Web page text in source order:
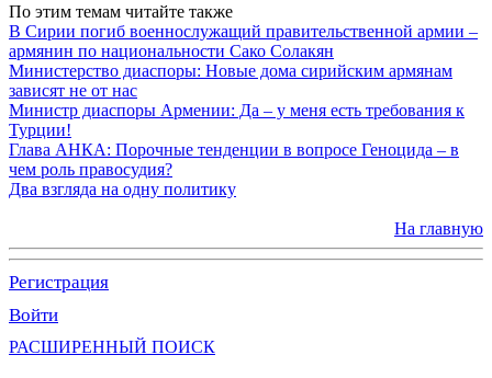
По этим темам читайте также
В Сирии погиб военнослужащий правительственной армии –
армянин по национальности Сако Солакян
Министерство диаспоры: Новые дома сирийским армянам
зависят не от нас
Министр диаспоры Армении: Да – у меня есть требования к
Турции!
Глава АНКА: Порочные тенденции в вопросе Геноцида – в
чем роль правосудия?
Два взгляда на одну политику
На главную
Регистрация
Войти
РАСШИРЕННЫЙ ПОИСК